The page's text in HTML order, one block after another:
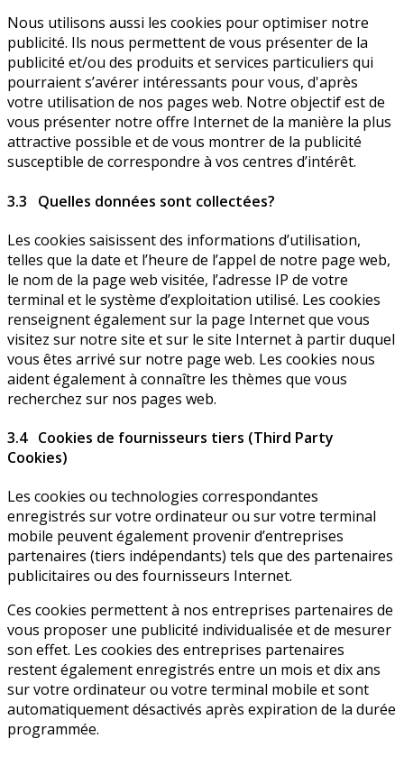
Nous utilisons aussi les cookies pour optimiser notre
publicité. Ils nous permettent de vous présenter de la
publicité et/ou des produits et services particuliers qui
pourraient s’avérer intéressants pour vous, d'après
votre utilisation de nos pages web. Notre objectif est de
vous présenter notre offre Internet de la manière la plus
attractive possible et de vous montrer de la publicité
susceptible de correspondre à vos centres d’intérêt.
3.3 Quelles données sont collectées?
Les cookies saisissent des informations d’utilisation,
telles que la date et l’heure de l’appel de notre page web,
le nom de la page web visitée, l’adresse IP de votre
terminal et le système d’exploitation utilisé. Les cookies
renseignent également sur la page Internet que vous
visitez sur notre site et sur le site Internet à partir duquel
vous êtes arrivé sur notre page web. Les cookies nous
aident également à connaître les thèmes que vous
recherchez sur nos pages web.
3.4 Cookies de fournisseurs tiers (Third Party
Cookies)
Les cookies ou technologies correspondantes
enregistrés sur votre ordinateur ou sur votre terminal
mobile peuvent également provenir d’entreprises
partenaires (tiers indépendants) tels que des partenaires
publicitaires ou des fournisseurs Internet.
Ces cookies permettent à nos entreprises partenaires de
vous proposer une publicité individualisée et de mesurer
son effet. Les cookies des entreprises partenaires
restent également enregistrés entre un mois et dix ans
sur votre ordinateur ou votre terminal mobile et sont
automatiquement désactivés après expiration de la durée
programmée.